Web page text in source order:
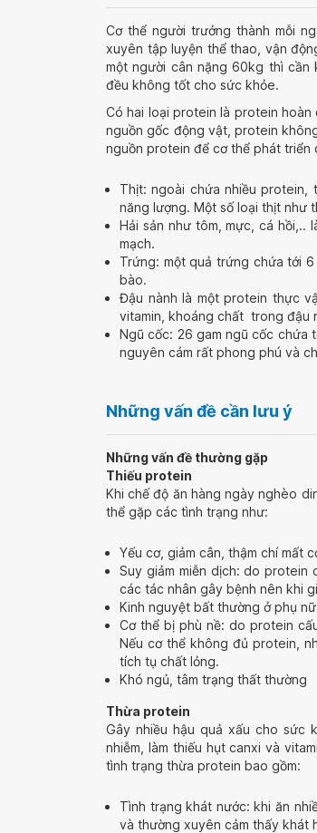
Cơ thể người trưởng thành mỗi
xuyên tập luyện thể thao, vận
một người cân nặng 60kg thì
đều không tốt cho sức khỏe.
Có hai loại protein là protein
nguồn gốc động vật, protein
nguồn protein để cơ thể phát triển
Thịt: ngoài chứa nhiều protein,
năng lượng. Một số loại thịt như
Hải sản như tôm, mực, cá
mạch.
Trứng: một quả trứng chứa tới
bào.
Đậu nành là một protein thực
vitamin, khoáng chất trong đậu
Ngũ cốc: 26 gam ngũ cốc chứa
nguyên cám rất phong phú và
Những vấn đề cần lưu ý
Những vấn đề thường gặp
Thiếu protein
Khi chế độ ăn hàng ngày nghèo
thể gặp các tình trạng như:
Yếu cơ, giảm cân, thậm chí mất
Suy giảm miễn dịch: do
các tác nhân gây bệnh nên khi
Kinh nguyệt bất thường ở phụ nữ
Cơ thể bị phù nề: do protein
Nếu cơ thể không đủ protein,
tích tụ chất lỏng.
Khó ngủ, tâm trạng thất thường
Thừa protein
Gây nhiều hậu quả xấu cho sức
nhiễm, làm thiếu hụt canxi và
tình trạng thừa protein bao gồm:
Tình trạng khát nước: khi ăn
và thường xuyên cảm thấy khát